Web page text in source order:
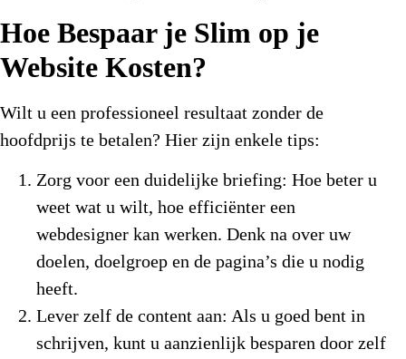
Hoe Bespaar je Slim op je
Website Kosten?
Wilt u een professioneel resultaat zonder de
hoofdprijs te betalen? Hier zijn enkele tips:
Zorg voor een duidelijke briefing: Hoe beter u
weet wat u wilt, hoe efficiënter een
webdesigner kan werken. Denk na over uw
doelen, doelgroep en de pagina’s die u nodig
heeft.
Lever zelf de content aan: Als u goed bent in
schrijven, kunt u aanzienlijk besparen door zelf